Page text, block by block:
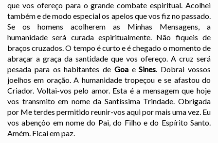
que vos ofereço para o grande combate espiritual. Acolhei
também e de modo especial os apelos que vos fiz no passado.
Se os homens acolherem as Minhas Mensagens, a
humanidade será curada espiritualmente. Não fiqueis de
braços cruzados. O tempo é curto e é chegado o momento de
abraçar a graça da santidade que vos ofereço. A cruz será
pesada para os habitantes de GoaeSines. Dobrai vossos
joelhos em oração. A humanidade tropeçou e se afastou do
Criador. Voltai-vos pelo amor. Esta é a mensagem que hoje
vos transmito em nome da Santíssima Trindade. Obrigada
por Me terdes permitido reunir-vos aqui por mais uma vez. Eu
vos abençôo em nome do Pai, do Filho e do Espírito Santo.
Amém. Ficai em paz.